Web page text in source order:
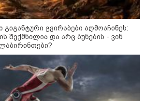
დადგომამდე
ფული ამ ზოდიაქოს ნიშნების
ხელში აღმოჩნდება: ვინ
გამდიდრდება?
გიგანტური გვირაბები აღმოაჩინეს:
შექმნილია და არც ბუნების - ვინ